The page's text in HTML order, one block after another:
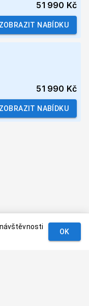
51 990 Kč
ZOBRAZIT NABÍDKU
51 990 Kč
ZOBRAZIT NABÍDKU
OK